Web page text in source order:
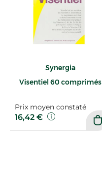
Synergia
Visentiel 60 comprimés
Prix moyen constaté
16,42 €